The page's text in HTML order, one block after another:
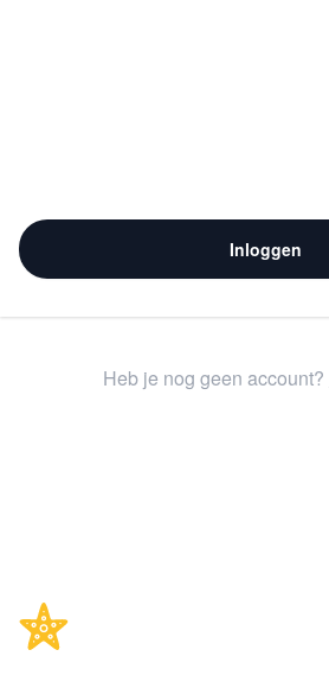
Inloggen
Heb je nog geen account?